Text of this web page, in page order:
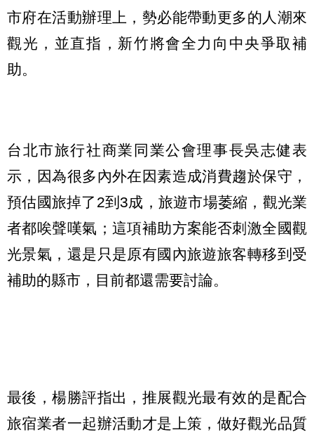
市府在活動辦理上，勢必能帶動更多的人潮來
觀光，並直指，新竹將會全力向中央爭取補
助。
台北市旅行社商業同業公會理事長吳志健表
示，因為很多內外在因素造成消費趨於保守，
預估國旅掉了2到3成，旅遊市場萎縮，觀光業
者都唉聲嘆氣；這項補助方案能否刺激全國觀
光景氣，還是只是原有國內旅遊旅客轉移到受
補助的縣市，目前都還需要討論。
最後，楊勝評指出，推展觀光最有效的是配合
旅宿業者一起辦活動才是上策，做好觀光品質